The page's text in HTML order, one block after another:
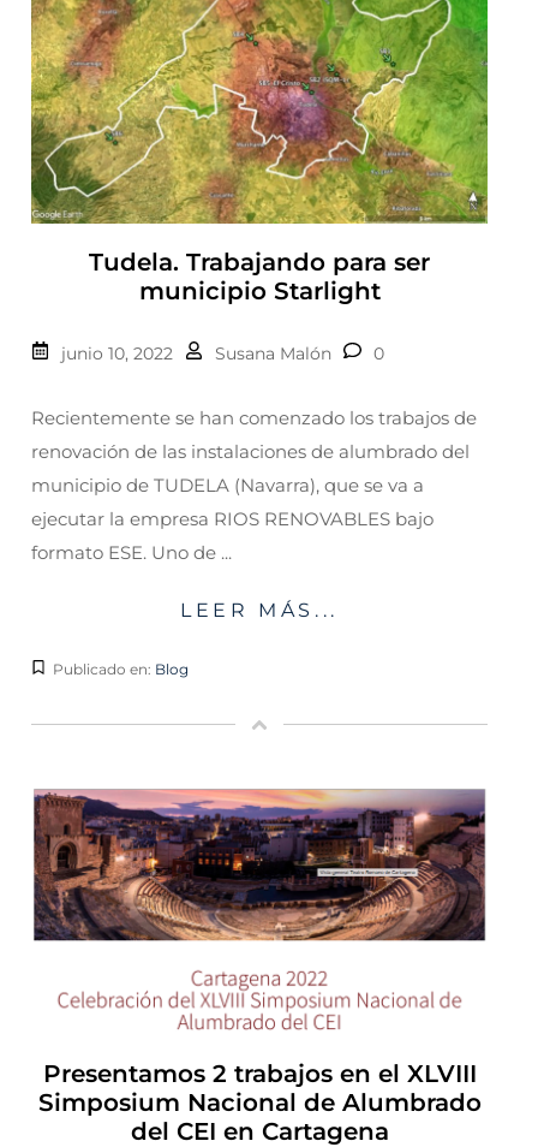
Tudela. Trabajando para ser
municipio Starlight
junio 10, 2022 Susana Malón 0
Recientemente se han comenzado los trabajos de
renovación de las instalaciones de alumbrado del
municipio de TUDELA (Navarra), que se va a
ejecutar la empresa RIOS RENOVABLES bajo
formato ESE. Uno de ...
LEER MÁS...
Publicado en: Blog
Presentamos 2 trabajos en el XLVIII
Simposium Nacional de Alumbrado
del CEI en Cartagena